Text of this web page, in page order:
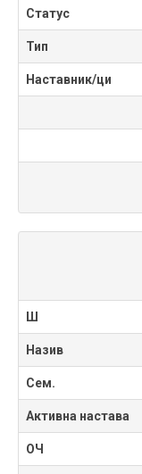
Статус
Тип
Наставник/ци
Ш
Назив
Сем.
Активна настава
ОЧ